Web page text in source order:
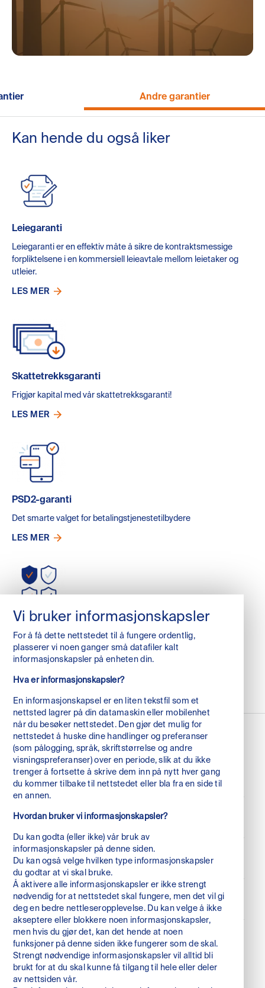
Vi bruker informasjonskapsler
For å få dette nettstedet til å fungere ordentlig,
plasserer vi noen ganger små datafiler kalt
informasjonskapsler på enheten din.
Hva er informasjonskapsler?
En informasjonskapsel er en liten tekstfil som et
nettsted lagrer på din datamaskin eller mobilenhet
når du besøker nettstedet. Den gjør det mulig for
nettstedet å huske dine handlinger og preferanser
(som pålogging, språk, skriftstørrelse og andre
visningspreferanser) over en periode, slik at du ikke
trenger å fortsette å skrive dem inn på nytt hver gang
du kommer tilbake til nettstedet eller bla fra en side til
en annen.
Hvordan bruker vi informasjonskapsler?
Du kan godta (eller ikke) vår bruk av
informasjonskapsler på denne siden.
Du kan også velge hvilken type informasjonskapsler
du godtar at vi skal bruke.
Å aktivere alle informasjonskapsler er ikke strengt
nødvendig for at nettstedet skal fungere, men det vil gi
deg en bedre nettleseropplevelse. Du kan velge å ikke
akseptere eller blokkere noen informasjonskapsler,
men hvis du gjør det, kan det hende at noen
funksjoner på denne siden ikke fungerer som de skal.
Strengt nødvendige informasjonskapsler vil alltid bli
brukt for at du skal kunne få tilgang til hele eller deler
av nettsiden vår.
Andre garantier
Kan hende du også liker
Leiegaranti
Leiegaranti er en effektiv måte å sikre de kontraktsmessige
forpliktelsene i en kommersiell leieavtale mellom leietaker og
utleier.
LES MER
Skattetrekksgaranti
Frigjør kapital med vår skattetrekksgaranti!
LES MER
PSD2-garanti
Det smarte valget for betalingstjenestetilbydere
LES MER
Øvrige garantier
Vi utarbeider skreddersydde garantier for en bestemt
virksomhet!
Følg oss
linkedin
facebook
Besøksadresse
Karl Johans gate 6
0154 Oslo
Norway
Kontakt oss
+47 229 55 700
info@nordg.no